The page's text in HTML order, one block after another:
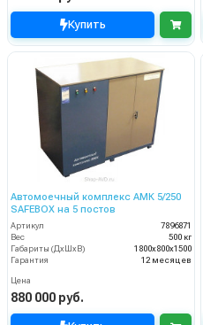
Купить
Автомоечный комплекс АМК 5/250
SAFEBOX на 5 постов
Артикул
7896871
Вес
500 кг
Габариты (ДхШхВ)
1800х800х1500
Гарантия
12 месяцев
Цена
880 000 руб.